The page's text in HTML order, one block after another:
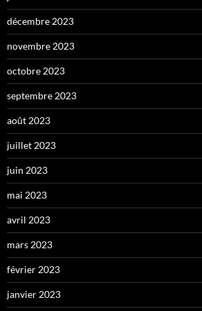
décembre 2023
novembre 2023
octobre 2023
septembre 2023
août 2023
juillet 2023
juin 2023
mai 2023
avril 2023
mars 2023
février 2023
janvier 2023